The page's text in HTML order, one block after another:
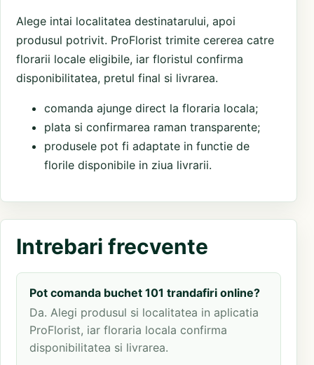
Alege intai localitatea destinatarului, apoi
produsul potrivit. ProFlorist trimite cererea catre
florarii locale eligibile, iar floristul confirma
disponibilitatea, pretul final si livrarea.
comanda ajunge direct la floraria locala;
plata si confirmarea raman transparente;
produsele pot fi adaptate in functie de
florile disponibile in ziua livrarii.
Intrebari frecvente
Pot comanda buchet 101 trandafiri online?
Da. Alegi produsul si localitatea in aplicatia
ProFlorist, iar floraria locala confirma
disponibilitatea si livrarea.